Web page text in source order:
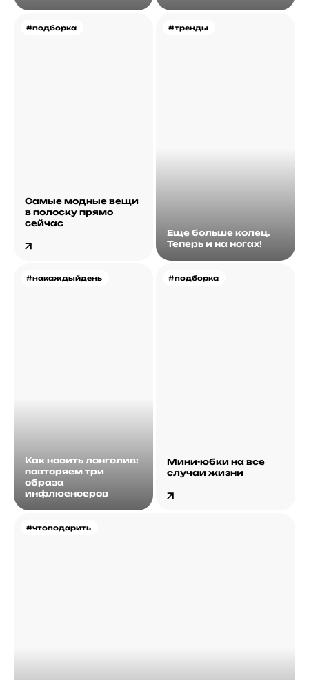
#подборка
Самые модные вещи
в полоску прямо
сейчас
#тренды
Еще больше колец.
Теперь и на ногах!
#накаждыйдень
Как носить лонгслив:
повторяем три
образа
инфлюенсеров
#чтоподарить
#подборка
Мини-юбки на все
случаи жизни